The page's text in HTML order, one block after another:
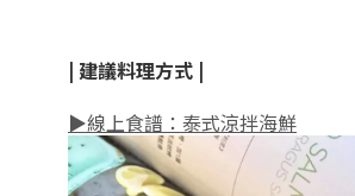
| 建議料理方式 |
▶線上食譜：泰式涼拌海鮮